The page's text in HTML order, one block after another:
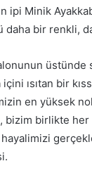
ipi Minik
bir renkli,
ısıtan bir
en yüksek
bizim birlikte